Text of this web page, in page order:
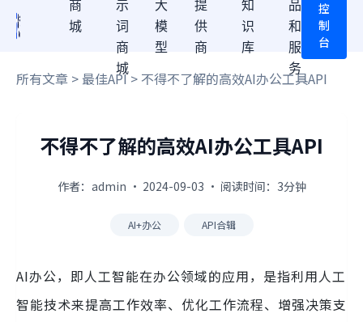
商
城
示
词
商
城
大
模
型
提
供
商
知
识
库
品
和
服
务
控
制
台
所有文章 > 最佳API> 不得不了解的高效AI办公工具API
不得不了解的高效AI办公工具API
作者：admin · 2024-09-03 · 阅读时间：3分钟
AI+办公 API合辑
AI办公，即人工智能在办公领域的应用，是指利用人工
智能技术来提高工作效率、优化工作流程、增强决策支